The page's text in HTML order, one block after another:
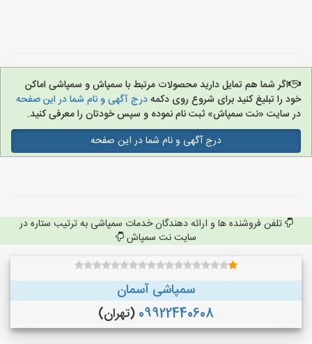
اگر شما هم تمایل دارید محصولات مرتبط با سمپاش و سمپاشی اماکن
خود را تبلیغ کنید برای شروع روی دکمهدرج آگهی و نام شما در این صفحه
در سایت «نت سمپاش» ثبت نام نموده و سپس خودتان را معرفی کنید.
درج آگهی و نام شما در این صفحه
تلفن فروشنده ها و ارائه دهندگان خدمات سمپاشی به ترتیب ستاره در
سایت نت سمپاش
سمپاشی آسمان
09922440608 (تهران)